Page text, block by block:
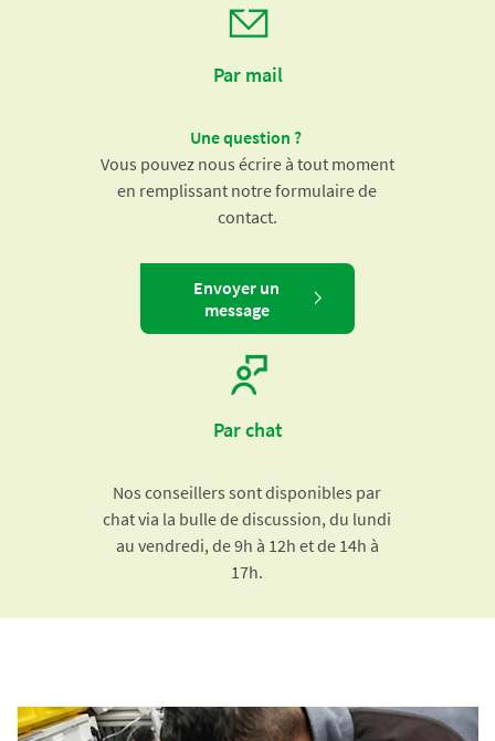
Par mail
Une question ?
Vous pouvez nous écrire à tout moment
en remplissant notre formulaire de
contact.
Envoyer un
message
Par chat
Nos conseillers sont disponibles par
chat via la bulle de discussion, du lundi
au vendredi, de 9h à 12h et de 14h à
17h.